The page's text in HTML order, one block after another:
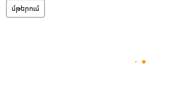
մթերում